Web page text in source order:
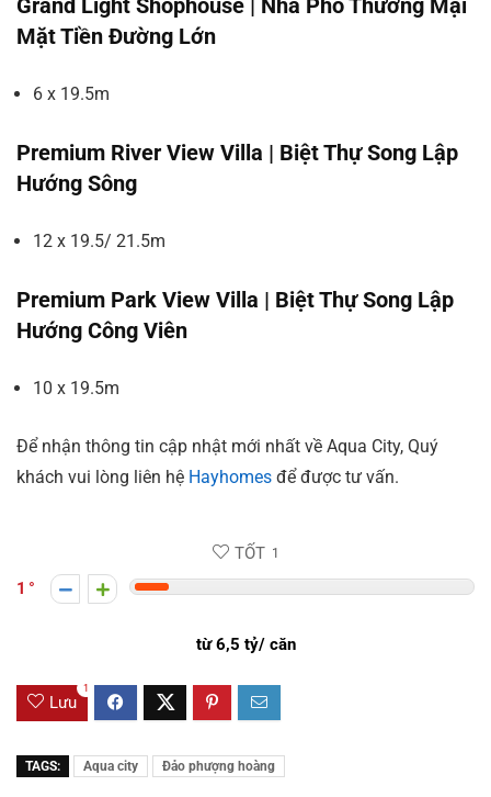
Mặt Tiền Đường Lớn
6 x 19.5m
Premium River View Villa | Biệt Thự Song Lập
Hướng Sông
12 x 19.5/ 21.5m
Premium Park View Villa | Biệt Thự Song Lập
Hướng Công Viên
10 x 19.5m
Để nhận thông tin cập nhật mới nhất về Aqua City, Quý
khách vui lòng liên hệ Hayhomes để được tư vấn.
TỐT 1
1
từ 6,5 tỷ/ căn
Lưu
1
TAGS: Aqua city Đảo phượng hoàng